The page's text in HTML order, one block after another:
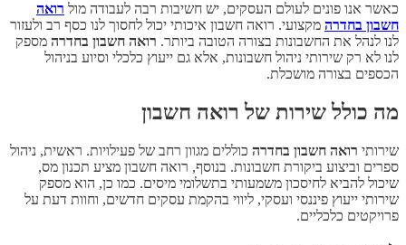
כאשר אנו פונים לעולם העסקים, יש חשיבות רבה לעבודה מול רואה
חשבון בחדרה מקצועי. רואה חשבון איכותי יכול לחסוך לנו כסף רב ולעזור
לנו לנהל את החשבונות בצורה הטובה ביותר. רואה חשבון בחדרה מספק
לנו לא רק שירותי ניהול חשבונות, אלא גם ייעוץ כלכלי וסיוע בניהול
הכספים בצורה מושכלת.
מה כולל שירות של רואה חשבון
שירותי רואה חשבון בחדרה כוללים מגוון רחב של פעילויות. ראשית, ניהול
ספרים וביצוע ביקורת חשבונות. בנוסף, רואה חשבון מציע תכנון מס,
שיכול להביא לחיסכון משמעותי בתשלומי מיסים. כמו כן, הוא מספק
שירותי ייעוץ פיננסי ועסקי, ליווי בהקמת עסקים חדשים, וחוות דעת על
פרויקטים כלכליים.